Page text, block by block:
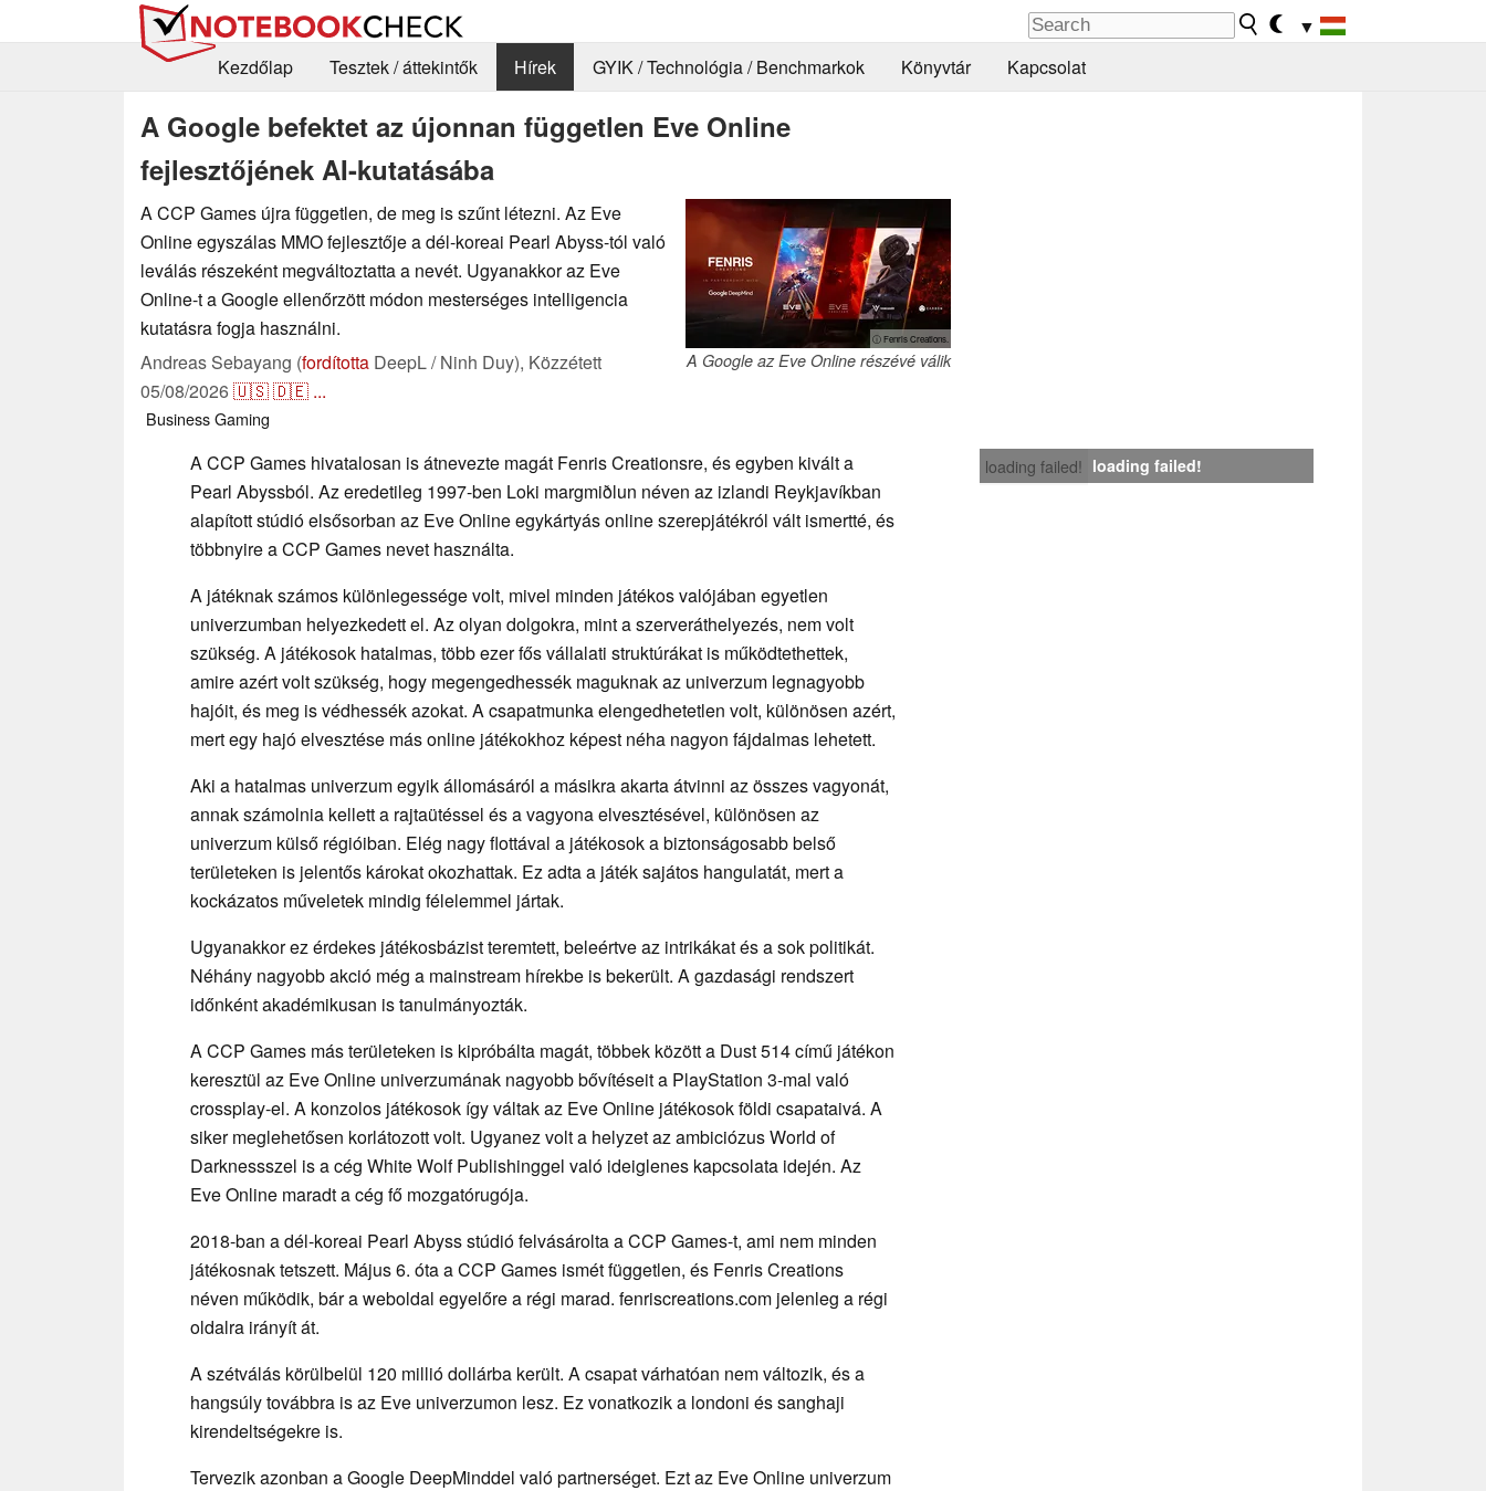
▼
Kezdőlap
Tesztek / áttekintők Hírek GYIK / Technológia / Benchmarkok Könyvtár Kapcsolat
A Google befektet az újonnan független Eve Online
fejlesztőjének AI-kutatásába
ⓘ Fenris Creations.
A Google az Eve Online részévé válik
A CCP Games újra független, de meg is szűnt létezni. Az Eve
Online egyszálas MMO fejlesztője a dél-koreai Pearl Abyss-tól való
leválás részeként megváltoztatta a nevét. Ugyanakkor az Eve
Online-t a Google ellenőrzött módon mesterséges intelligencia
kutatásra fogja használni.
Andreas Sebayang (fordította DeepL / Ninh Duy), Közzétett
05/08/2026🇺🇸🇩🇪 ...
BusinessGaming
loading failed! loading failed!
A CCP Games hivatalosan is átnevezte magát Fenris Creationsre, és egyben kivált a
Pearl Abyssból. Az eredetileg 1997-ben Loki margmiðlun néven az izlandi Reykjavíkban
alapított stúdió elsősorban az Eve Online egykártyás online szerepjátékról vált ismertté, és
többnyire a CCP Games nevet használta.
A játéknak számos különlegessége volt, mivel minden játékos valójában egyetlen
univerzumban helyezkedett el. Az olyan dolgokra, mint a szerveráthelyezés, nem volt
szükség. A játékosok hatalmas, több ezer fős vállalati struktúrákat is működtethettek,
amire azért volt szükség, hogy megengedhessék maguknak az univerzum legnagyobb
hajóit, és meg is védhessék azokat. A csapatmunka elengedhetetlen volt, különösen azért,
mert egy hajó elvesztése más online játékokhoz képest néha nagyon fájdalmas lehetett.
Aki a hatalmas univerzum egyik állomásáról a másikra akarta átvinni az összes vagyonát,
annak számolnia kellett a rajtaütéssel és a vagyona elvesztésével, különösen az
univerzum külső régióiban. Elég nagy flottával a játékosok a biztonságosabb belső
területeken is jelentős károkat okozhattak. Ez adta a játék sajátos hangulatát, mert a
kockázatos műveletek mindig félelemmel jártak.
Ugyanakkor ez érdekes játékosbázist teremtett, beleértve az intrikákat és a sok politikát.
Néhány nagyobb akció még a mainstream hírekbe is bekerült. A gazdasági rendszert
időnként akadémikusan is tanulmányozták.
A CCP Games más területeken is kipróbálta magát, többek között a Dust 514 című játékon
keresztül az Eve Online univerzumának nagyobb bővítéseit a PlayStation 3-mal való
crossplay-el. A konzolos játékosok így váltak az Eve Online játékosok földi csapataivá. A
siker meglehetősen korlátozott volt. Ugyanez volt a helyzet az ambiciózus World of
Darknessszel is a cég White Wolf Publishinggel való ideiglenes kapcsolata idején. Az
Eve Online maradt a cég fő mozgatórugója.
2018-ban a dél-koreai Pearl Abyss stúdió felvásárolta a CCP Games-t, ami nem minden
játékosnak tetszett. Május 6. óta a CCP Games ismét független, és Fenris Creations
néven működik, bár a weboldal egyelőre a régi marad. fenriscreations.com jelenleg a régi
oldalra irányít át.
A szétválás körülbelül 120 millió dollárba került. A csapat várhatóan nem változik, és a
hangsúly továbbra is az Eve univerzumon lesz. Ez vonatkozik a londoni és sanghaji
kirendeltségekre is.
Tervezik azonban a Google DeepMinddel való partnerséget. Ezt az Eve Online univerzum